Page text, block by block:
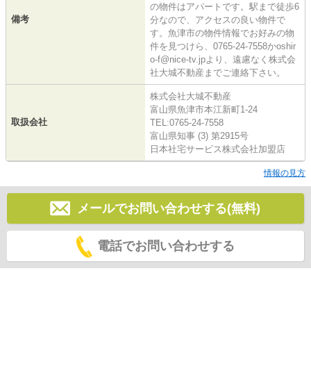
備考
の物件はアパートです。駅まで徒歩6
分なので、アクセスの良い物件で
す。魚津市の物件情報でお好みの物
件を見つけら、0765-24-7558かoshir
o-f@nice-tv.jpより、遠慮なく株式会
社大城不動産までご連絡下さい。
取扱会社
株式会社大城不動産
富山県魚津市本江新町1-24
TEL:0765-24-7558
富山県知事 (3) 第2915号
日本社宅サービス株式会社加盟店
情報の見方
メールでお問い合わせする(無料)
電話でお問い合わせする